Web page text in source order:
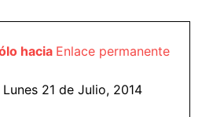
Enlace permanente
hacia
Lunes 21 de Julio, 2014